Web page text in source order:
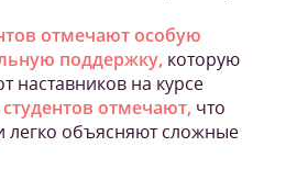
отмечают особую
поддержку, которую
наставников на курсе
отмечают, что
легко объясняют сложные